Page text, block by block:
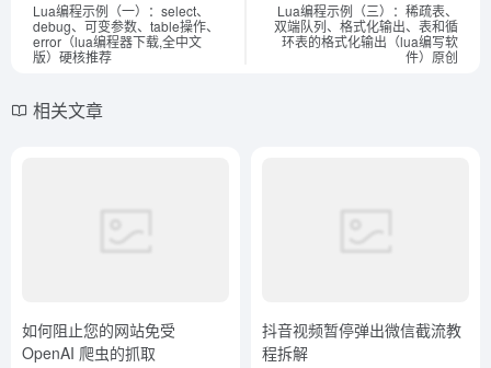
Lua编程示例（一）：select、
debug、可变参数、table操作、
error（lua编程器下载,全中文
版）硬核推荐
Lua编程示例（三）：稀疏表、
双端队列、格式化输出、表和循
环表的格式化输出（lua编写软
件）原创
相关文章
如何阻止您的网站免受
OpenAI 爬虫的抓取
抖音视频暂停弹出微信截流教
程拆解